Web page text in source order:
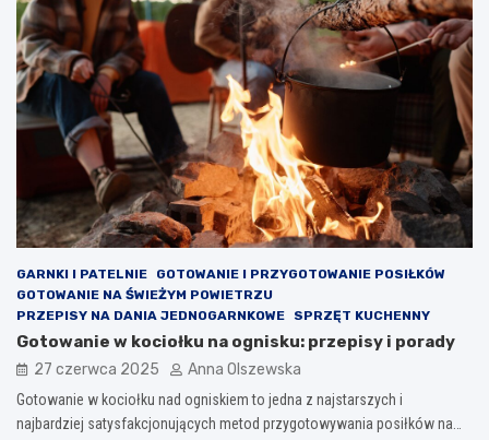
GARNKI I PATELNIE
GOTOWANIE I PRZYGOTOWANIE POSIŁKÓW
GOTOWANIE NA ŚWIEŻYM POWIETRZU
PRZEPISY NA DANIA JEDNOGARNKOWE
SPRZĘT KUCHENNY
Gotowanie w kociołku na ognisku: przepisy i porady
27 czerwca 2025 Anna Olszewska
Gotowanie w kociołku nad ogniskiem to jedna z najstarszych i
najbardziej satysfakcjonujących metod przygotowywania posiłków na…